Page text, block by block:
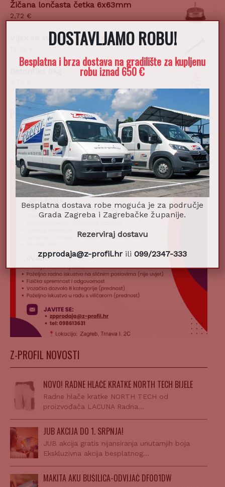
Žičana lončasta četka 6x63mm
2,72 €
Vijak sa svrdlom TB 3,5x25mm 1000/1
POSTANI DIO NAŠEG TIMA!
Z-PROFIL NOVOSTI
NOVO! RADNE HLAČE KRATKE NORTH TECH BIJELE
Radne hlače kratke NORTH TECH od
proizvođača LACUNA Radna…
JUB AKCIJA DO 1. SRPNJA!
JUB akcija gratis nijansiranja unutarnjih boja
Ekskluzivna akcija besplatnog…
MAKITA AKU BUŠILICA-ODVIJAČ DF001DW
DOSTAVLJAMO ROBU!
Besplatna i brza dostava na gradilište za kupljenu
robu iznad 650 €
Besplatna dostava robe moguća je za područje
Grada Zagreba i Zagrebačke županije.
Rezerviraj dostavu
zpprodaja@z-profil.hr ili099/2347-333